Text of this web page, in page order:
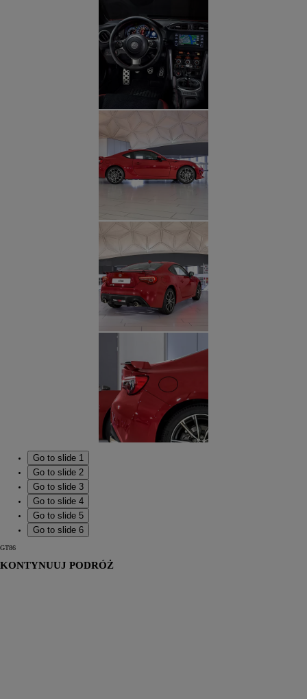
Go to slide 1
Go to slide 2
Go to slide 3
Go to slide 4
Go to slide 5
Go to slide 6
GT86
KONTYNUUJ PODRÓŻ